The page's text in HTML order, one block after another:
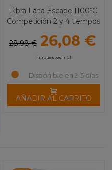
Fibra Lana Escape 1100ºC
Competición 2 y 4 tiempos
28,98 € 26,08 €
(impuestos inc.)
Disponible en 2-5 días
AÑADIR AL CARRITO